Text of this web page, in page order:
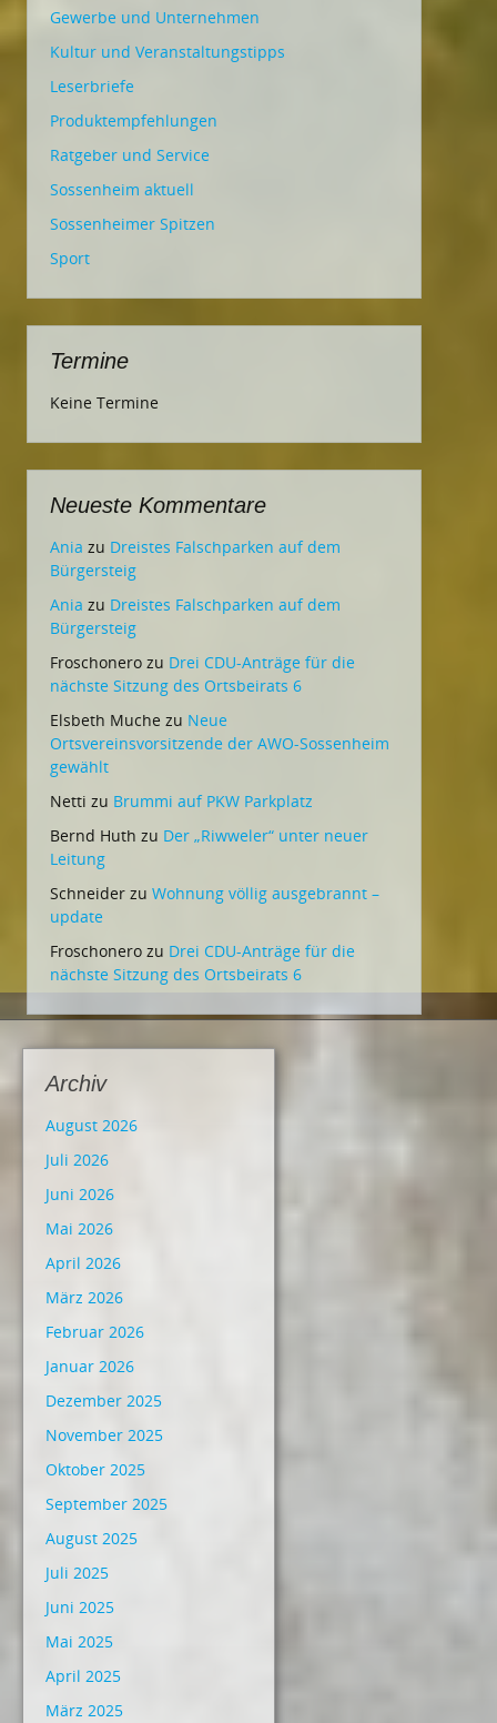
Gewerbe und Unternehmen
Kultur und Veranstaltungstipps
Leserbriefe
Produktempfehlungen
Ratgeber und Service
Sossenheim aktuell
Sossenheimer Spitzen
Sport
Termine
Keine Termine
Neueste Kommentare
Ania zu Dreistes Falschparken auf dem
Bürgersteig
Ania zu Dreistes Falschparken auf dem
Bürgersteig
Froschonero zu Drei CDU-Anträge für die
nächste Sitzung des Ortsbeirats 6
Elsbeth Muche zu Neue
Ortsvereinsvorsitzende der AWO-Sossenheim
gewählt
Netti zu Brummi auf PKW Parkplatz
Bernd Huth zu Der „Riwweler“ unter neuer
Leitung
Schneider zu Wohnung völlig ausgebrannt –
update
Froschonero zu Drei CDU-Anträge für die
nächste Sitzung des Ortsbeirats 6
Archiv
August 2026
Juli 2026
Juni 2026
Mai 2026
April 2026
März 2026
Februar 2026
Januar 2026
Dezember 2025
November 2025
Oktober 2025
September 2025
August 2025
Juli 2025
Juni 2025
Mai 2025
April 2025
März 2025